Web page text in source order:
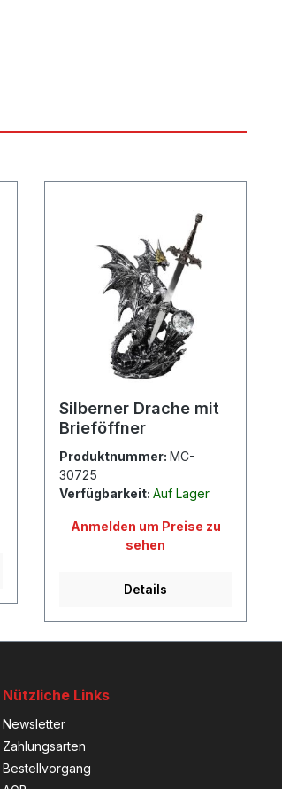
Silberner Drache mit
Brieföffner
Produktnummer:MC-
30725
Verfügbarkeit:Auf Lager
Anmelden um Preise zu
sehen
Details
Nützliche Links
Newsletter
Zahlungsarten
Bestellvorgang